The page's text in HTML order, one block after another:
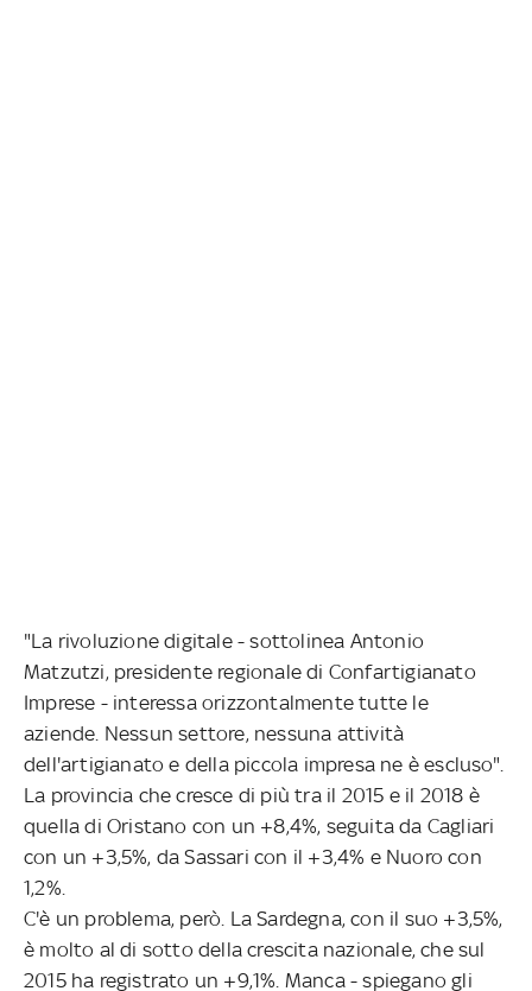
"La rivoluzione digitale - sottolinea Antonio
Matzutzi, presidente regionale di Confartigianato
Imprese - interessa orizzontalmente tutte le
aziende. Nessun settore, nessuna attività
dell'artigianato e della piccola impresa ne è escluso".
La provincia che cresce di più tra il 2015 e il 2018 è
quella di Oristano con un +8,4%, seguita da Cagliari
con un +3,5%, da Sassari con il +3,4% e Nuoro con
1,2%.
C'è un problema, però. La Sardegna, con il suo +3,5%,
è molto al di sotto della crescita nazionale, che sul
2015 ha registrato un +9,1%. Manca - spiegano gli